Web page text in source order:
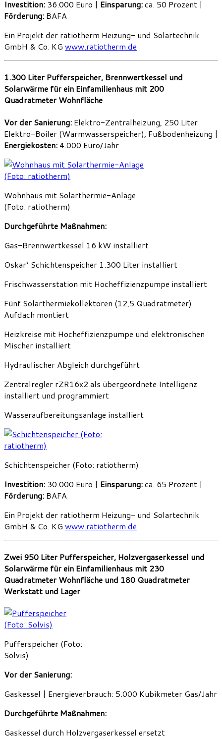
Investition: 36.000 Euro | Einsparung:ca. 50 Prozent |
Förderung: BAFA
Ein Projekt der ratiotherm Heizung- und Solartechnik
GmbH & Co. KG www.ratiotherm.de
1.300 Liter Pufferspeicher, Brennwertkessel und
Solarwärme für ein Einfamilienhaus mit 200
Quadratmeter Wohnfläche
Vor der Sanierung: Elektro-Zentralheizung, 250 Liter
Elektro-Boiler (Warmwasserspeicher), Fußbodenheizung |
Energiekosten: 4.000 Euro/Jahr
Wohnhaus mit Solarthermie-Anlage
(Foto: ratiotherm)
Durchgeführte Maßnahmen:
Gas-Brennwertkessel 16 kW installiert
Oskar° Schichtenspeicher 1.300 Liter installiert
Frischwasserstation mit Hocheffizienzpumpe installiert
Fünf Solarthermiekollektoren (12,5 Quadratmeter)
Aufdach montiert
Heizkreise mit Hocheffizienzpumpe und elektronischen
Mischer installiert
Hydraulischer Abgleich durchgeführt
Zentralregler rZR16x2 als übergeordnete Intelligenz
installiert und programmiert
Wasseraufbereitungsanlage installiert
Schichtenspeicher (Foto: ratiotherm)
Investition: 30.000 Euro | Einsparung:ca. 65 Prozent |
Förderung: BAFA
Ein Projekt der ratiotherm Heizung- und Solartechnik
GmbH & Co. KG www.ratiotherm.de
Zwei 950 Liter Pufferspeicher, Holzvergaserkessel und
Solarwärme für ein Einfamilienhaus mit 230
Quadratmeter Wohnfläche und 180 Quadratmeter
Werkstatt und Lager
Pufferspeicher (Foto:
Solvis)
Vor der Sanierung:
Gaskessel | Energieverbrauch: 5.000 Kubikmeter Gas/Jahr
Durchgeführte Maßnahmen:
Gaskessel durch Holzvergaserkessel ersetzt